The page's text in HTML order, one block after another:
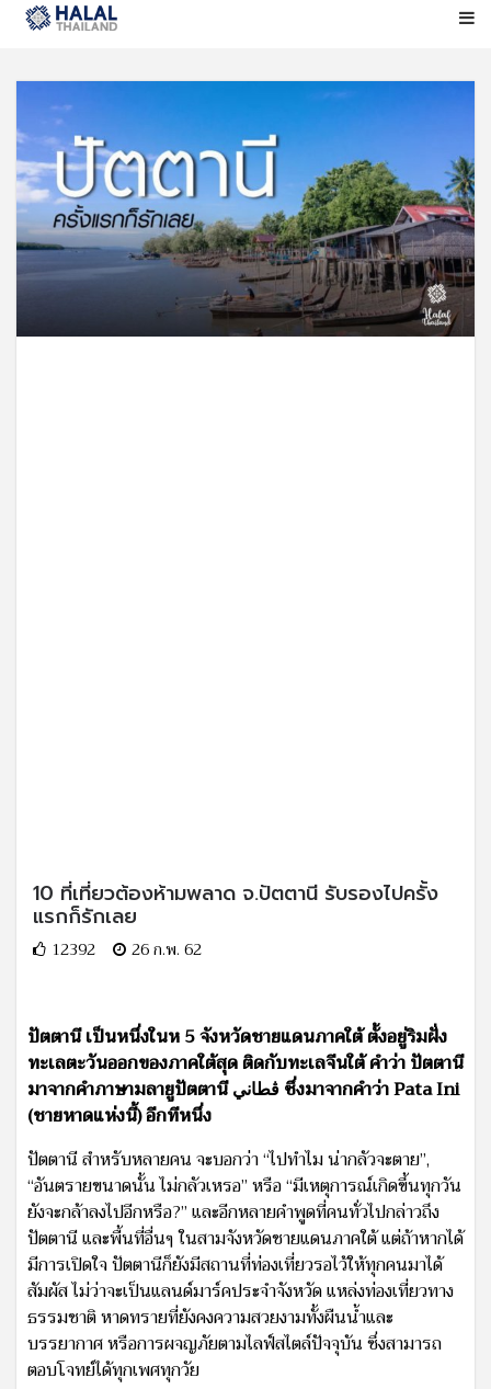
10 ที่เที่ยวต้องห้ามพลาด จ.ปัตตานี รับรองไปครั้ง
แรกก็รักเลย
12392 26 ก.พ. 62
ปัตตานี เป็นหนึ่งในห 5 จังหวัดชายแดนภาคใต้ ตั้งอยู่ริมฝั่ง
ทะเลตะวันออกของภาคใต้สุด ติดกับทะเลจีนใต้ คำว่า ปัตตานี
มาจากคำภาษามลายูปัตตานี ڤطاني ซึ่งมาจากคำว่า Pata Ini
(ชายหาดแห่งนี้) อีกทีหนึ่ง
ปัตตานี สำหรับหลายคน จะบอกว่า “ไปทำไม น่ากลัวจะตาย”,
“อันตรายขนาดนั้น ไม่กลัวเหรอ” หรือ “มีเหตุการณ์เกิดขึ้นทุกวัน
ยังจะกล้าลงไปอีกหรือ?” และอีกหลายคำพูดที่คนทั่วไปกล่าวถึง
ปัตตานี และพื้นที่อื่นๆ ในสามจังหวัดชายแดนภาคใต้ แต่ถ้าหากได้
มีการเปิดใจ ปัตตานีก็ยังมีสถานที่ท่องเที่ยวรอไว้ให้ทุกคนมาได้
สัมผัส ไม่ว่าจะเป็นแลนด์มาร์คประจำจังหวัด แหล่งท่องเที่ยวทาง
ธรรมชาติ หาดทรายที่ยังคงความสวยงามทั้งผืนน้ำและ
บรรยากาศ หรือการผจญภัยตามไลฟ์สไตล์ปัจจุบัน ซึ่งสามารถ
ตอบโจทย์ได้ทุกเพศทุกวัย